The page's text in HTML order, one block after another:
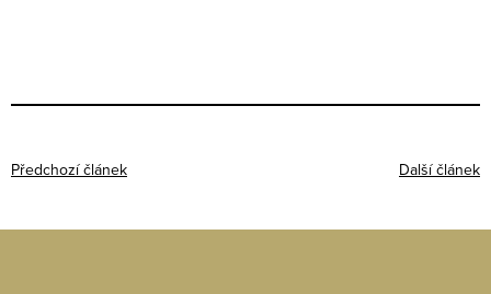
Předchozí článek Další článek